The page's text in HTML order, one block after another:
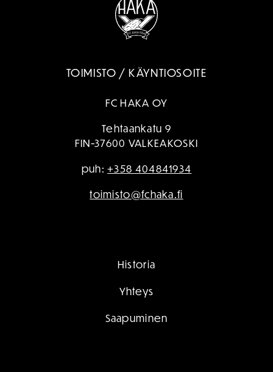
TOIMISTO / KÄYNTIOSOITE
FC HAKA OY
Tehtaankatu 9
FIN-37600 VALKEAKOSKI
puh:+358 404841934
toimisto@fchaka.fi
Historia
Yhteys
Saapuminen